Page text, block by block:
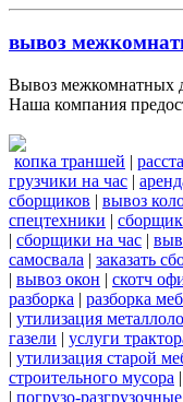
вывоз
Вывоз межкомнатных
Наша компания
копка траншей |
грузчики на час |
сборщиков | вывоз
спецтехники |
| сборщики на час |
самосвала | заказать
| вывоз окон | скотч
разборка | разборка
| утилизация
газели | услуги
| утилизация старой
строительного мусора |
| погрузо-